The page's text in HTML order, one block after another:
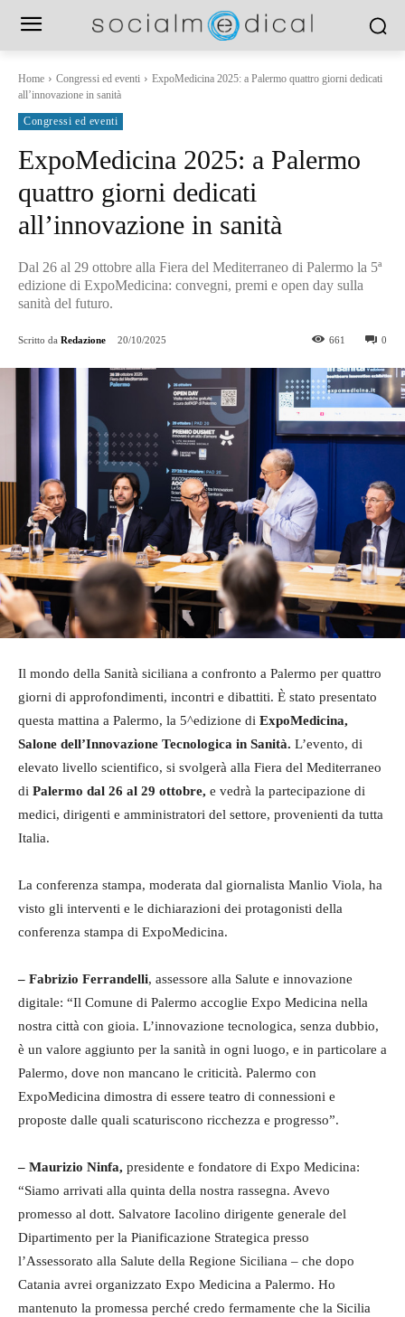
Home Congressi ed eventi
ExpoMedicina 2025: a Palermo quattro giorni dedicati
all’innovazione in sanità
Congressi ed eventi
ExpoMedicina 2025: a Palermo
quattro giorni dedicati
all’innovazione in sanità
Dal 26 al 29 ottobre alla Fiera del Mediterraneo di Palermo la 5ª
edizione di ExpoMedicina: convegni, premi e open day sulla
sanità del futuro.
Scritto da Redazione 20/10/2025 0
661
Il mondo della Sanità siciliana a confronto a Palermo per quattro
giorni di approfondimenti, incontri e dibattiti. È stato presentato
questa mattina a Palermo, la 5^edizione di ExpoMedicina,
Salone dell’Innovazione Tecnologica in Sanità. L’evento, di
elevato livello scientifico, si svolgerà alla Fiera del Mediterraneo
di Palermo dal 26 al 29 ottobre, e vedrà la partecipazione di
medici, dirigenti e amministratori del settore, provenienti da tutta
Italia.
La conferenza stampa, moderata dal giornalista Manlio Viola, ha
visto gli interventi e le dichiarazioni dei protagonisti della
conferenza stampa di ExpoMedicina.
– Fabrizio Ferrandelli, assessore alla Salute e innovazione
digitale: “Il Comune di Palermo accoglie Expo Medicina nella
nostra città con gioia. L’innovazione tecnologica, senza dubbio,
è un valore aggiunto per la sanità in ogni luogo, e in particolare a
Palermo, dove non mancano le criticità. Palermo con
ExpoMedicina dimostra di essere teatro di connessioni e
proposte dalle quali scaturiscono ricchezza e progresso”.
– Maurizio Ninfa, presidente e fondatore di Expo Medicina:
“Siamo arrivati alla quinta della nostra rassegna. Avevo
promesso al dott. Salvatore Iacolino dirigente generale del
Dipartimento per la Pianificazione Strategica presso
l’Assessorato alla Salute della Regione Siciliana – che dopo
Catania avrei organizzato Expo Medicina a Palermo. Ho
mantenuto la promessa perché credo fermamente che la Sicilia